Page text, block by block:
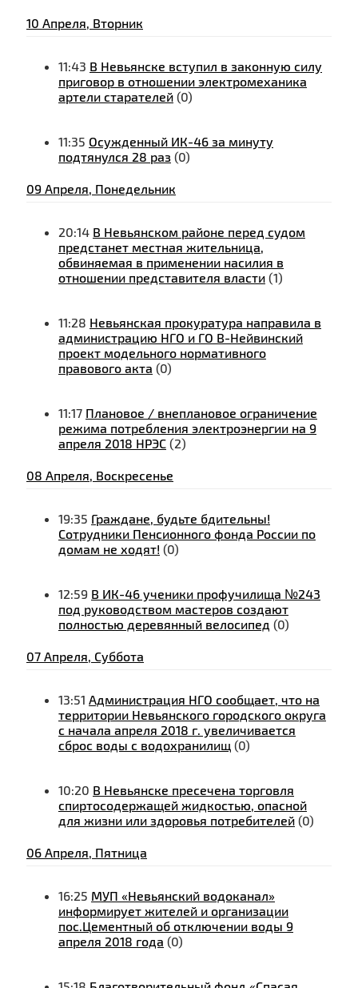
10 Апреля, Вторник
11:43 В Невьянске вступил в законную силу
приговор в отношении электромеханика
артели старателей (0)
11:35 Осужденный ИК-46 за минуту
подтянулся 28 раз (0)
09 Апреля, Понедельник
20:14 В Невьянском районе перед судом
предстанет местная жительница,
обвиняемая в применении насилия в
отношении представителя власти (1)
11:28 Невьянская прокуратура направила в
администрацию НГО и ГО В-Нейвинский
проект модельного нормативного
правового акта (0)
11:17 Плановое / внеплановое ограничение
режима потребления электроэнергии на 9
апреля 2018 НРЭС (2)
08 Апреля, Воскресенье
19:35 Граждане, будьте бдительны!
Сотрудники Пенсионного фонда России по
домам не ходят! (0)
12:59 В ИК-46 ученики профучилища №243
под руководством мастеров создают
полностью деревянный велосипед (0)
07 Апреля, Суббота
13:51 Администрация НГО сообщает, что на
территории Невьянского городского округа
с начала апреля 2018 г. увеличивается
сброс воды с водохранилищ (0)
10:20 В Невьянске пресечена торговля
спиртосодержащей жидкостью, опасной
для жизни или здоровья потребителей (0)
06 Апреля, Пятница
16:25 МУП «Невьянский водоканал»
информирует жителей и организации
пос.Цементный об отключении воды 9
апреля 2018 года (0)